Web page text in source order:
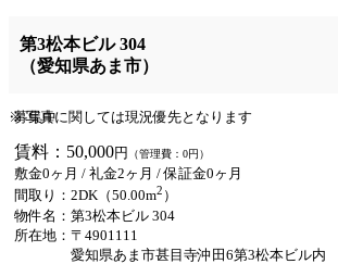
第3松本ビル 304
（愛知県あま市）
募集中
※ 写真に関しては現況優先となります
賃料：50,000円 （管理費：0円）
敷金0ヶ月 / 礼金2ヶ月 /保証金0ヶ月
間取り：2DK（50.00m2 ）
物件名：第3松本ビル 304
所在地：〒4901111
愛知県あま市甚目寺沖田6第3松本ビル内